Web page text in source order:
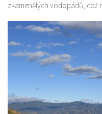
zkamenělých vodopádů, což